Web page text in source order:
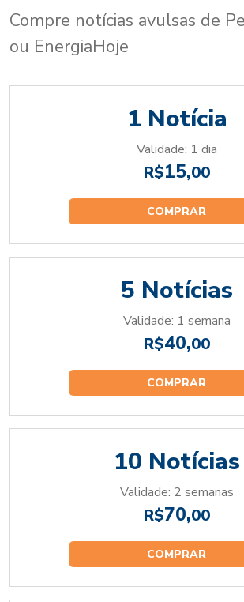
Compre notícias avulsas de
ou EnergiaHoje
1 Notícia
Validade: 1 dia
R$15,00
COMPRAR
5 Notícias
Validade: 1 semana
R$40,00
COMPRAR
10 Notícias
Validade: 2 semanas
R$70,00
COMPRAR